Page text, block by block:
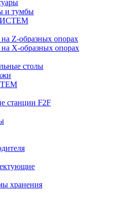
и тумбы
Z-образных опорах
Х-образных опорах
столы
станции F2F
хранения